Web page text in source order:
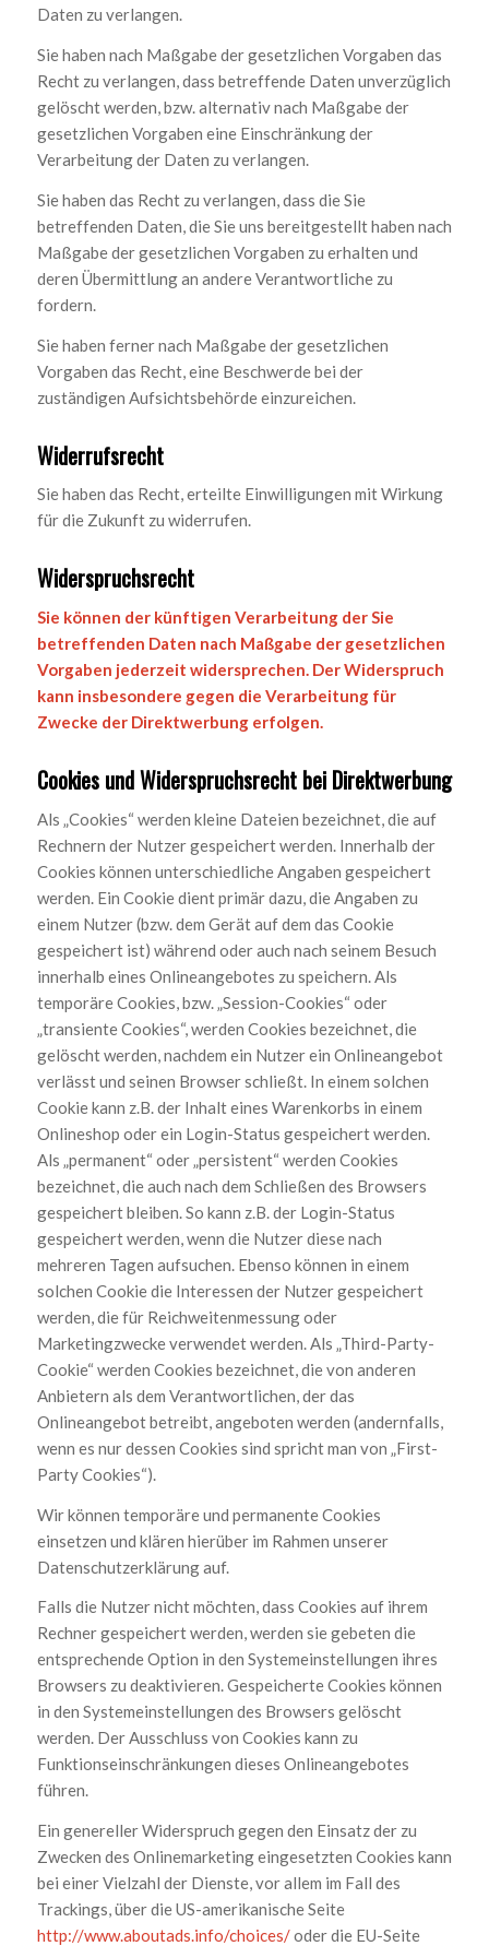
Daten zu verlangen.
Sie haben nach Maßgabe der gesetzlichen Vorgaben das
Recht zu verlangen, dass betreffende Daten unverzüglich
gelöscht werden, bzw. alternativ nach Maßgabe der
gesetzlichen Vorgaben eine Einschränkung der
Verarbeitung der Daten zu verlangen.
Sie haben das Recht zu verlangen, dass die Sie
betreffenden Daten, die Sie uns bereitgestellt haben nach
Maßgabe der gesetzlichen Vorgaben zu erhalten und
deren Übermittlung an andere Verantwortliche zu
fordern.
Sie haben ferner nach Maßgabe der gesetzlichen
Vorgaben das Recht, eine Beschwerde bei der
zuständigen Aufsichtsbehörde einzureichen.
Widerrufsrecht
Sie haben das Recht, erteilte Einwilligungen mit Wirkung
für die Zukunft zu widerrufen.
Widerspruchsrecht
Sie können der künftigen Verarbeitung der Sie
betreffenden Daten nach Maßgabe der gesetzlichen
Vorgaben jederzeit widersprechen. Der Widerspruch
kann insbesondere gegen die Verarbeitung für
Zwecke der Direktwerbung erfolgen.
Cookies und Widerspruchsrecht bei Direktwerbung
Als „Cookies“ werden kleine Dateien bezeichnet, die auf
Rechnern der Nutzer gespeichert werden. Innerhalb der
Cookies können unterschiedliche Angaben gespeichert
werden. Ein Cookie dient primär dazu, die Angaben zu
einem Nutzer (bzw. dem Gerät auf dem das Cookie
gespeichert ist) während oder auch nach seinem Besuch
innerhalb eines Onlineangebotes zu speichern. Als
temporäre Cookies, bzw. „Session-Cookies“ oder
„transiente Cookies“, werden Cookies bezeichnet, die
gelöscht werden, nachdem ein Nutzer ein Onlineangebot
verlässt und seinen Browser schließt. In einem solchen
Cookie kann z.B. der Inhalt eines Warenkorbs in einem
Onlineshop oder ein Login-Status gespeichert werden.
Als „permanent“ oder „persistent“ werden Cookies
bezeichnet, die auch nach dem Schließen des Browsers
gespeichert bleiben. So kann z.B. der Login-Status
gespeichert werden, wenn die Nutzer diese nach
mehreren Tagen aufsuchen. Ebenso können in einem
solchen Cookie die Interessen der Nutzer gespeichert
werden, die für Reichweitenmessung oder
Marketingzwecke verwendet werden. Als „Third-Party-
Cookie“ werden Cookies bezeichnet, die von anderen
Anbietern als dem Verantwortlichen, der das
Onlineangebot betreibt, angeboten werden (andernfalls,
wenn es nur dessen Cookies sind spricht man von „First-
Party Cookies“).
Wir können temporäre und permanente Cookies
einsetzen und klären hierüber im Rahmen unserer
Datenschutzerklärung auf.
Falls die Nutzer nicht möchten, dass Cookies auf ihrem
Rechner gespeichert werden, werden sie gebeten die
entsprechende Option in den Systemeinstellungen ihres
Browsers zu deaktivieren. Gespeicherte Cookies können
in den Systemeinstellungen des Browsers gelöscht
werden. Der Ausschluss von Cookies kann zu
Funktionseinschränkungen dieses Onlineangebotes
führen.
Ein genereller Widerspruch gegen den Einsatz der zu
Zwecken des Onlinemarketing eingesetzten Cookies kann
bei einer Vielzahl der Dienste, vor allem im Fall des
Trackings, über die US-amerikanische Seite
http://www.aboutads.info/choices/oder die EU-Seite